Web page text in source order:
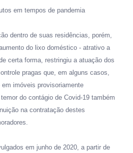
em tempos de pandemia
dentro de suas residências, porém,
do lixo doméstico - atrativo a
certa forma, restringiu a atuação dos
pragas que, em alguns casos,
imóveis provisoriamente
do contágio de Covid-19 também
na contratação destes
em junho de 2020, a partir de